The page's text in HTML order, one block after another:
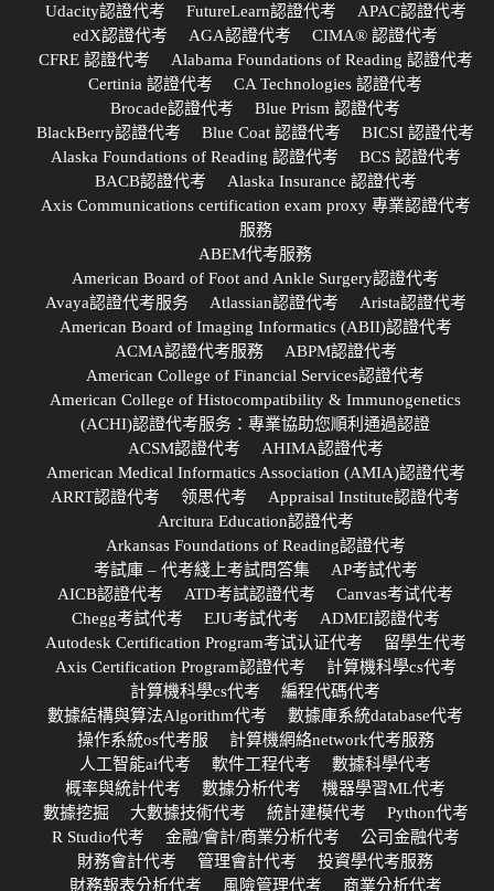
Udacity認證代考
FutureLearn認證代考
APAC認證代考
edX認證代考
AGA認證代考
CIMA® 認證代考
CFRE 認證代考
Alabama Foundations of Reading 認證代考
Certinia 認證代考
CA Technologies 認證代考
Brocade認證代考
Blue Prism 認證代考
BlackBerry認證代考
Blue Coat 認證代考
BICSI 認證代考
Alaska Foundations of Reading 認證代考
BCS 認證代考
BACB認證代考
Alaska Insurance 認證代考
Axis Communications certification exam proxy 專業認證代考
服務
ABEM代考服務
American Board of Foot and Ankle Surgery認證代考
Avaya認證代考服务
Atlassian認證代考
Arista認證代考
American Board of Imaging Informatics (ABII)認證代考
ACMA認證代考服務
ABPM認證代考
American College of Financial Services認證代考
American College of Histocompatibility & Immunogenetics
(ACHI)認證代考服务：專業協助您順利通過認證
ACSM認證代考
AHIMA認證代考
American Medical Informatics Association (AMIA)認證代考
ARRT認證代考
领思代考
Appraisal Institute認證代考
Arcitura Education認證代考
Arkansas Foundations of Reading認證代考
考試庫 – 代考綫上考試問答集
AP考試代考
AICB認證代考
ATD考試認證代考
Canvas考试代考
Chegg考試代考
EJU考試代考
ADMEI認證代考
Autodesk Certification Program考试认证代考
留學生代考
Axis Certification Program認證代考
計算機科學cs代考
計算機科學cs代考
編程代碼代考
數據結構與算法Algorithm代考
數據庫系統database代考
操作系統os代考服
計算機網絡network代考服務
人工智能ai代考
軟件工程代考
數據科學代考
概率與統計代考
數據分析代考
機器學習ML代考
數據挖掘
大數據技術代考 統計建模代考
Python代考
R Studio代考
金融/會計/商業分析代考
公司金融代考
財務會計代考
管理會計代考
投資學代考服務
財務報表分析代考
風險管理代考 商業分析代考